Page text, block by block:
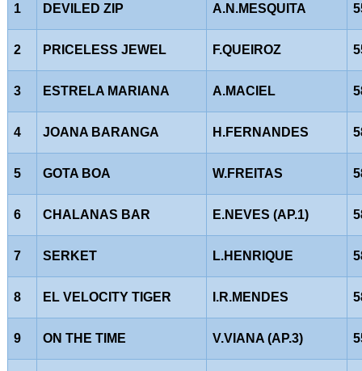
1 DEVILED ZIP A.N.MESQUITA
2 PRICELESS JEWEL F.QUEIROZ
3 ESTRELA MARIANA A.MACIEL
4 JOANA BARANGA H.FERNANDES
5 GOTA BOA W.FREITAS
6 CHALANAS BAR E.NEVES (AP.1)
7 SERKET L.HENRIQUE
8 EL VELOCITY TIGER I.R.MENDES
9 ON THE TIME V.VIANA (AP.3)